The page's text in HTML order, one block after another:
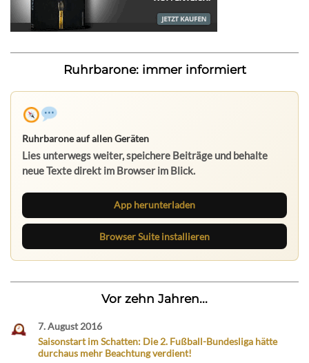
Ruhrbarone: immer informiert
Ruhrbarone auf allen Geräten
Lies unterwegs weiter, speichere Beiträge und behalte
neue Texte direkt im Browser im Blick.
App herunterladen
Browser Suite installieren
Vor zehn Jahren...
7. August 2016
Saisonstart im Schatten: Die 2. Fußball-Bundesliga hätte
durchaus mehr Beachtung verdient!